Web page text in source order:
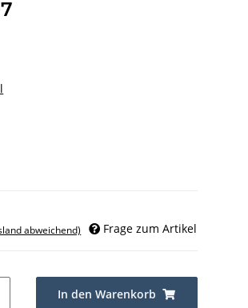
abweichend) Frage zum Artikel
In den Warenkorb